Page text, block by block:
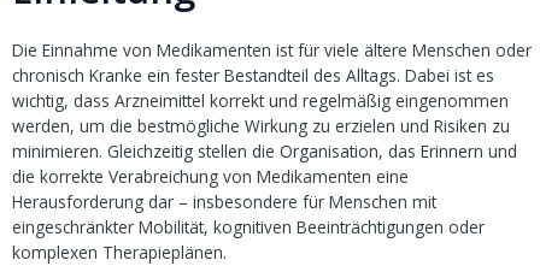
Die Einnahme von Medikamenten ist für viele ältere Menschen oder
chronisch Kranke ein fester Bestandteil des Alltags. Dabei ist es
wichtig, dass Arzneimittel korrekt und regelmäßig eingenommen
werden, um die bestmögliche Wirkung zu erzielen und Risiken zu
minimieren. Gleichzeitig stellen die Organisation, das Erinnern und
die korrekte Verabreichung von Medikamenten eine
Herausforderung dar – insbesondere für Menschen mit
eingeschränkter Mobilität, kognitiven Beeinträchtigungen oder
komplexen Therapieplänen.